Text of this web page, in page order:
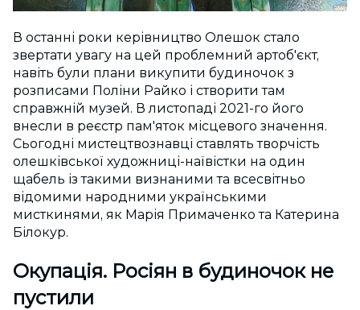
В останні роки керівництво Олешок стало
звертати увагу на цей проблемний артоб'єкт,
навіть були плани викупити будиночок з
розписами Поліни Райко і створити там
справжній музей. В листопаді 2021-го його
внесли в реєстр пам'яток місцевого значення.
Сьогодні мистецтвознавці ставлять творчість
олешківської художниці-наївістки на один
щабель із такими визнаними та всесвітньо
відомими народними українськими
мисткинями, як Марія Примаченко та Катерина
Білокур.
Окупація. Росіян в будиночок не
пустили